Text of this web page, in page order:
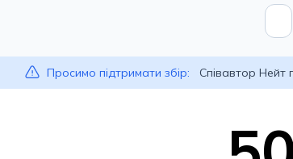
Просимо підтримати збір: Співавтор Нейт